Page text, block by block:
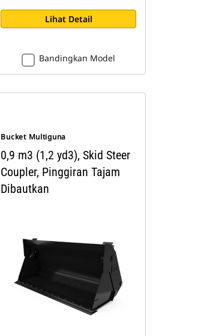
Lihat Detail
Bandingkan Model
Bucket Multiguna
0,9 m3 (1,2 yd3), Skid Steer
Coupler, Pinggiran Tajam
Dibautkan